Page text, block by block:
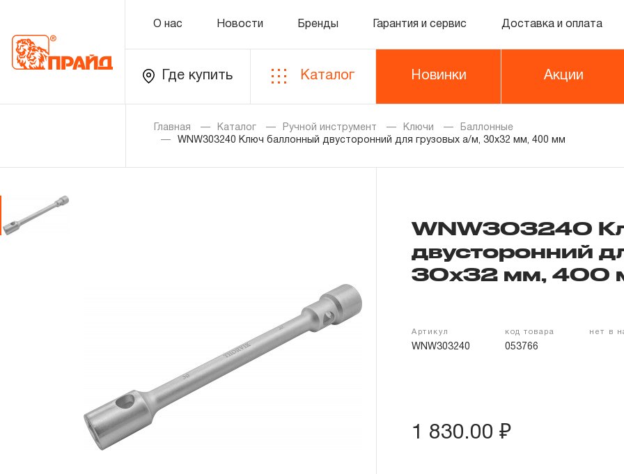
О нас Новости Бренды Гарантия и сервис Доставка и оплата
Где купить Каталог Новинки Акции
Каталог
Золотая лихорадка
Гарантия и сервис
Доставка и оплата
Главная Каталог Ручной инструмент Ключи
Баллонные
WNW303240 Ключ баллонный двусторонний для грузовых а/м, 30х32 мм, 400 мм
WNW303240
двусторонний
30х32 мм, 400
Артикул
WNW303240
код товара
053766
нет в
1 830.00 ₽